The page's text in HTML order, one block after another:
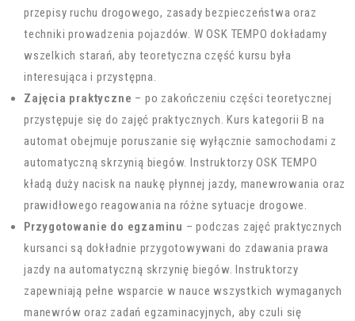
przepisy ruchu drogowego, zasady bezpieczeństwa oraz
techniki prowadzenia pojazdów. W OSK TEMPO dokładamy
wszelkich starań, aby teoretyczna część kursu była
interesująca i przystępna.
Zajęcia praktyczne – po zakończeniu części teoretycznej
przystępuje się do zajęć praktycznych. Kurs kategorii B na
automat obejmuje poruszanie się wyłącznie samochodami z
automatyczną skrzynią biegów. Instruktorzy OSK TEMPO
kładą duży nacisk na naukę płynnej jazdy, manewrowania oraz
prawidłowego reagowania na różne sytuacje drogowe.
Przygotowanie do egzaminu – podczas zajęć praktycznych
kursanci są dokładnie przygotowywani do zdawania prawa
jazdy na automatyczną skrzynię biegów. Instruktorzy
zapewniają pełne wsparcie w nauce wszystkich wymaganych
manewrów oraz zadań egzaminacyjnych, aby czuli się